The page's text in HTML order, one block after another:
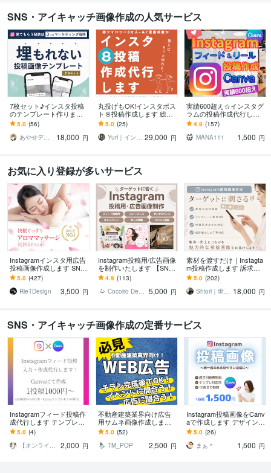
SNS・アイキャッチ画像作成の人気サービス
7枚セット♪インスタ投稿
のテンプレート作ります
もうキレイなだけじゃダ
メ！3つの戦略で埋もれな
い投稿を制作
5.0 (56)
あやせデザイン
18,000 円
丸投げもOK!インスタポス
ト８投稿作成します 総FW
8万人〜達成＆個人法人の
インスタサポート件数70
件〜有
5.0 (25)
Yuri｜インスタ運用・WEBデザイン 29,000 円
実績600超え☆インスタグ
ラムの投稿作成代行しま
す Instagram運用OK☆フ
ィード・リールCanva制
作
4.9 (157)
MANA111
1,500 円
お気に入り登録が多いサービス
Instagramインスタ用広告
投稿画像作成します SNS
で集客アップ！！商品の
宣伝広告などにも♪
5.0 (427)
RieTDesign
3,500 円
Instagram投稿用/広告画像
を制作いたします 【SNS
画像】1枚だけでも表紙〜
サンクスページ丸々でもO
K♪
4.9 (113)
Cocoiro Design 5,000 円
素材を渡すだけ｜Instagta
m投稿作成します 訴求力
のあるフィード・リール
動画・広告画像作成しま
す
5.0 (202)
Shiori｜世界観クリエイター 18,000 円
SNS・アイキャッチ画像作成の定番サービス
Instagramフィード投稿作
成代行します テンプレー
トや投稿したい台本も決
まっているのに時間が無
い方
5.0 (4)
【オンライン秘書・UTAGE構築】なつみ
2,000 円
不動産建築業界向け広告
用サムネ画像作成します
１週間以内納品！急なイ
ベント開催に間に合わせ
ます！
5.0 (52)
TM_POP
2,500 円
Instagram投稿画像をCanv
aで作成します デザインが
苦手な方でも安心◎やさ
しく伝わる投稿を作成し
ます
5.0 (26)
まぁ＊
1,500 円